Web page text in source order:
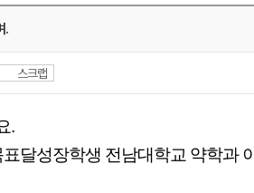
.
스크랩
.
달성장학생 전남대학교 약학과